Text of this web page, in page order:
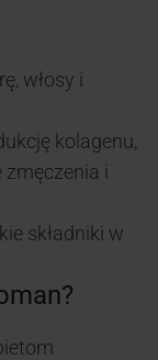
włosy i
kolagenu,
i
składniki w